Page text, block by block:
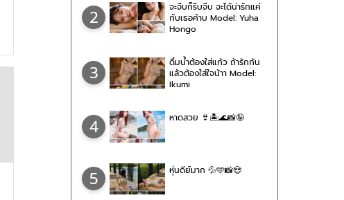
2
จะจีบก็รีบจีบ จะได้น่ารักแค่
กับเธอค้าบ Model: Yuha
Hongo
3
ดื่มน้ำต้องใส่แก้ว ถ้ารักกัน
แล้วต้องใส่ใจน้าา Model:
Ikumi
4 หาดสวย 👙🏝🌊📸🤪
5 หุ่นดีย์มาก 💦🩵📸😍